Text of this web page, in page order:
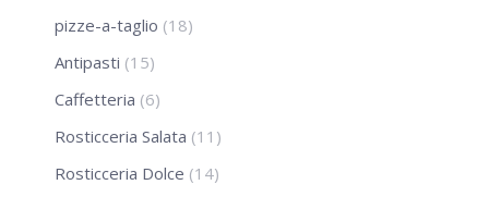
pizze-a-taglio (18)
Antipasti (15)
Caffetteria (6)
Rosticceria Salata (11)
Rosticceria Dolce (14)